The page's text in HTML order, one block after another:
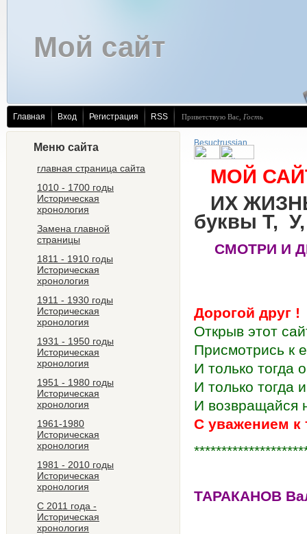
Мой сайт
Главная Вход Регистрация RSS Приветствую Вас Гость
Меню сайта
главная страница сайта
1010 - 1700 годы
Историческая
хронология
Замена главной
страницы
1811 - 1910 годы
Историческая
хронология
1911 - 1930 годы
Историческая
хронология
1931 - 1950 годы
Историческая
хронология
1951 - 1980 годы
Историческая
хронология
1961-1980
Историческая
хронология
1981 - 2010 годы
Историческая
хронология
С 2011 года -
Историческая
хронология
МОЙ
ИХ
буквы Т,
СМОТРИ И
Дорогой друг !
Открыв этот
Присмотрись к
И только тогда
И только тогда
И возвращайся
С уважением к
ТАРАКАНОВ